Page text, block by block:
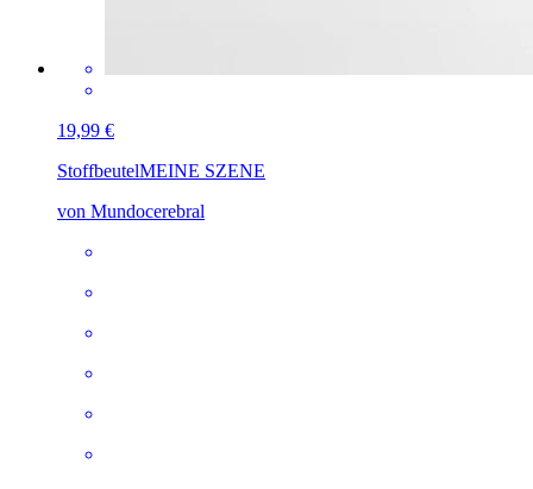
19,99 €
StoffbeutelMEINE SZENE
von Mundocerebral